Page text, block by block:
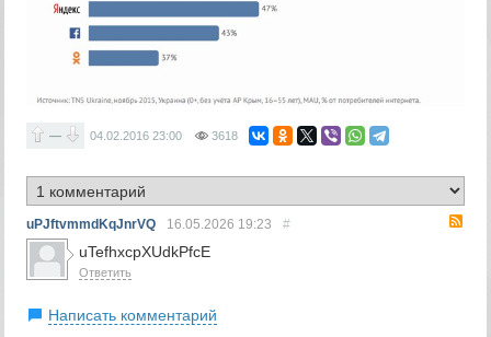
— 04.02.2016 23:00 3618
uPJftvmmdKqJnrVQ 16.05.2026 19:23 #
uTefhxcpXUdkPfcE
Ответить
Написать комментарий